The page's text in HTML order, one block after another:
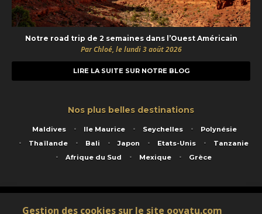
Notre road trip de 2 semaines dans l’Ouest Américain
Par Chloé, le lundi 3 août 2026
LIRE LA SUITE SUR NOTRE BLOG
Nos plus belles destinations
Maldives Ile Maurice Seychelles
Polynésie
Thaïlande
Bali Japon Etats-Unis
Tanzanie
Afrique du Sud
Mexique Grèce
Service animé par Nautil Voyages - 22 rue Georges Picquart 75017 Paris - S.A.S
Gestion des cookies sur le site oovatu.com